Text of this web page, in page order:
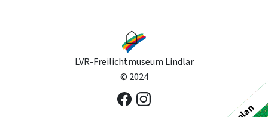
LVR-Freilichtmuseum Lindlar
© 2024